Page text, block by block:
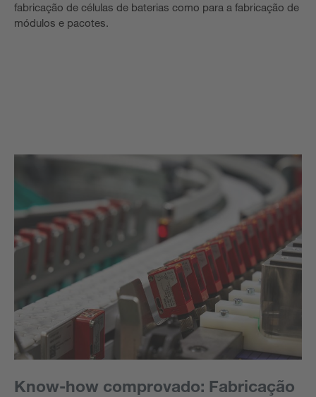
fabricação de células de baterias como para a fabricação de
módulos e pacotes.
Know-how comprovado: Fabricação